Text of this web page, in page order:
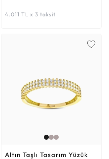
4.011 TL x 3 taksit
Altın Taşlı Tasarım Yüzük